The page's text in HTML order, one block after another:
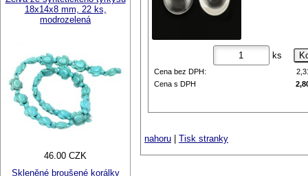
ks
Cena bez DPH:
Cena s DPH
nahoru Tisk stranky
18x14x8 mm, 22 ks,
modrozelená
46.00 CZK
Skleněné broušené korálky